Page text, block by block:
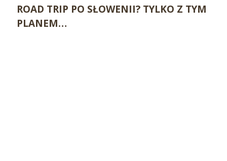
ROAD TRIP PO SŁOWENII? TYLKO Z TYM
PLANEM…